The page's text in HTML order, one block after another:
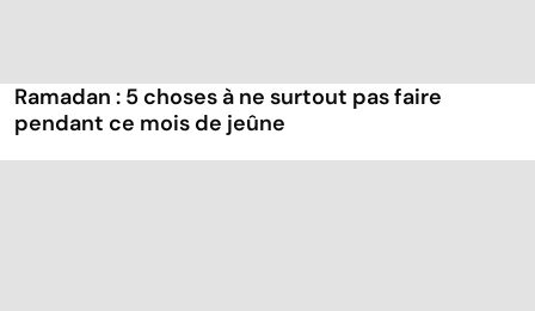
Ramadan : 5 choses à ne surtout pas faire
pendant ce mois de jeûne